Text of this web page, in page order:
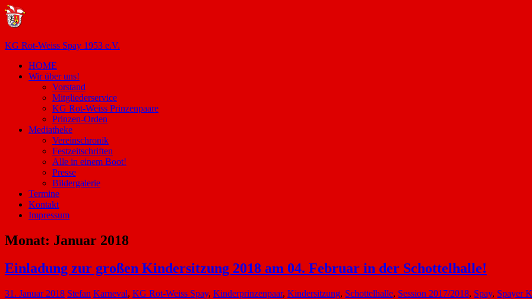
Zum
Inhalt
springen
KG Rot-Weiss Spay 1953 e.V.
Karneval
HOME
Wir über uns!
Vorstand
Mitgliederservice
KG Rot-Weiss Prinzenpaare
Prinzen-Orden
Mediatheke
Vereinschronik
Festzeitschriften
Alle in einem Boot!
Presse
Bildergalerie
Termine
Kontakt
Impressum
Monat: Januar 2018
Einladung zur großen Kindersitzung 2018 am 04. Februar in der Schottelhalle!
31. Januar 2018 Stefan Karneval, KG Rot-Weiss Spay, Kinderprinzenpaar, Kindersitzung, Schottelhalle, Session 2017/2018, Spay, Spayer